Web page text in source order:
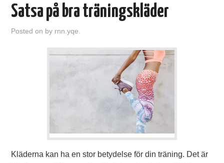
Satsa på bra träningskläder
Posted on by rnn.yqe.
Kläderna kan ha en stor betydelse för din träning. Det är